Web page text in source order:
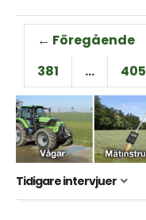
← Föregående
381
… 405
Tidigare intervjuer